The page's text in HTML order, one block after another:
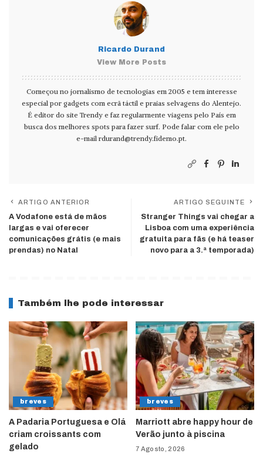
Ricardo Durand
View More Posts
Começou no jornalismo de tecnologias em 2005 e tem interesse
especial por gadgets com ecrã táctil e praias selvagens do Alentejo.
É editor do site Trendy e faz regularmente viagens pelo País em
busca dos melhores spots para fazer surf. Pode falar com ele pelo
e-mail rdurand@trendy.fidemo.pt.
ARTIGO ANTERIOR
A Vodafone está de mãos
largas e vai oferecer
comunicações grátis (e mais
prendas) no Natal
ARTIGO SEGUINTE
Stranger Things vai chegar a
Lisboa com uma experiência
gratuita para fãs (e há teaser
novo para a 3.ª temporada)
Também lhe pode interessar
breves
A Padaria Portuguesa e Olá
criam croissants com
gelado
breves
Marriott abre happy hour de
Verão junto à piscina
7 Agosto, 2026